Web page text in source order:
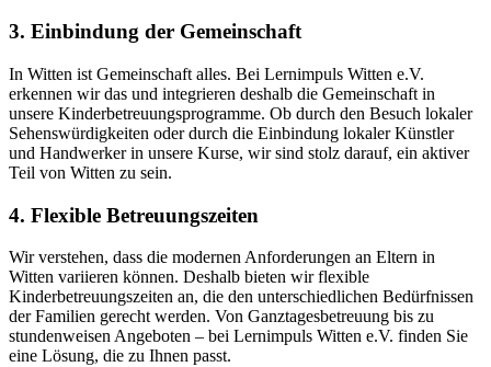
3. Einbindung der Gemeinschaft
In Witten ist Gemeinschaft alles. Bei Lernimpuls Witten e.V.
erkennen wir das und integrieren deshalb die Gemeinschaft in
unsere Kinderbetreuungsprogramme. Ob durch den Besuch lokaler
Sehenswürdigkeiten oder durch die Einbindung lokaler Künstler
und Handwerker in unsere Kurse, wir sind stolz darauf, ein aktiver
Teil von Witten zu sein.
4. Flexible Betreuungszeiten
Wir verstehen, dass die modernen Anforderungen an Eltern in
Witten variieren können. Deshalb bieten wir flexible
Kinderbetreuungszeiten an, die den unterschiedlichen Bedürfnissen
der Familien gerecht werden. Von Ganztagesbetreuung bis zu
stundenweisen Angeboten – bei Lernimpuls Witten e.V. finden Sie
eine Lösung, die zu Ihnen passt.